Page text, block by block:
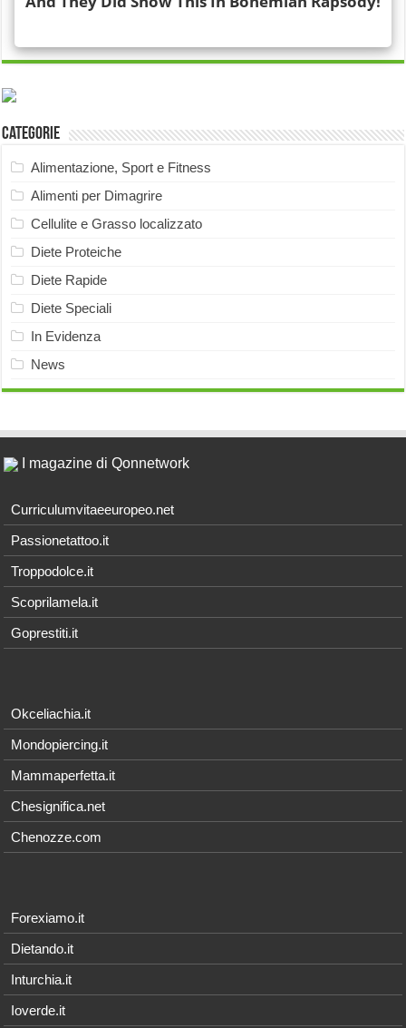
Categorie
Alimentazione, Sport e Fitness
Alimenti per Dimagrire
Cellulite e Grasso localizzato
Diete Proteiche
Diete Rapide
Diete Speciali
In Evidenza
News
I magazine di Qonnetwork
Curriculumvitaeeuropeo.net
Passionetattoo.it
Troppodolce.it
Scoprilamela.it
Goprestiti.it
Okceliachia.it
Mondopiercing.it
Mammaperfetta.it
Chesignifica.net
Chenozze.com
Forexiamo.it
Dietando.it
Inturchia.it
Ioverde.it